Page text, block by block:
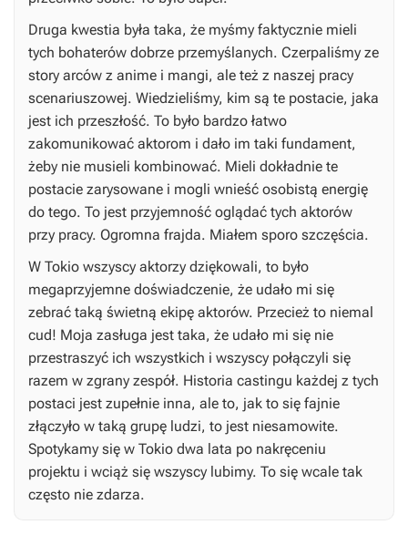
Druga kwestia była taka, że myśmy faktycznie mieli
tych bohaterów dobrze przemyślanych. Czerpaliśmy ze
story arców z anime i mangi, ale też z naszej pracy
scenariuszowej. Wiedzieliśmy, kim są te postacie, jaka
jest ich przeszłość. To było bardzo łatwo
zakomunikować aktorom i dało im taki fundament,
żeby nie musieli kombinować. Mieli dokładnie te
postacie zarysowane i mogli wnieść osobistą energię
do tego. To jest przyjemność oglądać tych aktorów
przy pracy. Ogromna frajda. Miałem sporo szczęścia.
W Tokio wszyscy aktorzy dziękowali, to było
megaprzyjemne doświadczenie, że udało mi się
zebrać taką świetną ekipę aktorów. Przecież to niemal
cud! Moja zasługa jest taka, że udało mi się nie
przestraszyć ich wszystkich i wszyscy połączyli się
razem w zgrany zespół. Historia castingu każdej z tych
postaci jest zupełnie inna, ale to, jak to się fajnie
złączyło w taką grupę ludzi, to jest niesamowite.
Spotykamy się w Tokio dwa lata po nakręceniu
projektu i wciąż się wszyscy lubimy. To się wcale tak
często nie zdarza.